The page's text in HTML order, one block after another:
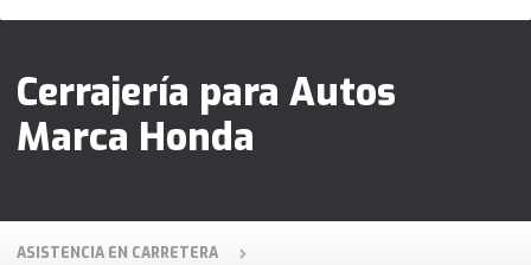
Cerrajería para Autos
Marca Honda
ASISTENCIA EN CARRETERA